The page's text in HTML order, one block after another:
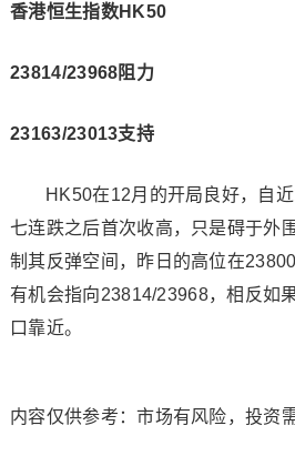
香港恒生指数HK50
23814/23968阻力
23163/23013支持
HK50在12月的开局良好，自
七连跌之后首次收高，只是碍于外
制其反弹空间，昨日的高位在
有机会指向23814/23968，相反如
口靠近。
内容仅供参考：市场有风险，投资